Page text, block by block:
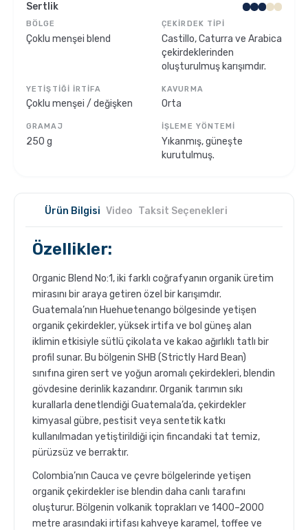
Sertlik
BÖLGE
Çoklu menşei blend
ÇEKIRDEK TIPI
Castillo, Caturra ve Arabica
çekirdeklerinden
oluşturulmuş karışımdır.
YETIŞTIĞI İRTIFA
Çoklu menşei / değişken
KAVURMA
Orta
GRAMAJ
250 g
İŞLEME YÖNTEMI
Yıkanmış, güneşte
kurutulmuş.
Ürün Bilgisi Video Taksit Seçenekleri
Özellikler:
Organic Blend No:1, iki farklı coğrafyanın organik üretim
mirasını bir araya getiren özel bir karışımdır.
Guatemala’nın Huehuetenango bölgesinde yetişen
organik çekirdekler, yüksek irtifa ve bol güneş alan
iklimin etkisiyle sütlü çikolata ve kakao ağırlıklı tatlı bir
profil sunar. Bu bölgenin SHB (Strictly Hard Bean)
sınıfına giren sert ve yoğun aromalı çekirdekleri, blendin
gövdesine derinlik kazandırır. Organik tarımın sıkı
kurallarla denetlendiği Guatemala’da, çekirdekler
kimyasal gübre, pestisit veya sentetik katkı
kullanılmadan yetiştirildiği için fincandaki tat temiz,
pürüzsüz ve berraktır.
Colombia’nın Cauca ve çevre bölgelerinde yetişen
organik çekirdekler ise blendin daha canlı tarafını
oluşturur. Bölgenin volkanik toprakları ve 1400–2000
metre arasındaki irtifası kahveye karamel, toffee ve